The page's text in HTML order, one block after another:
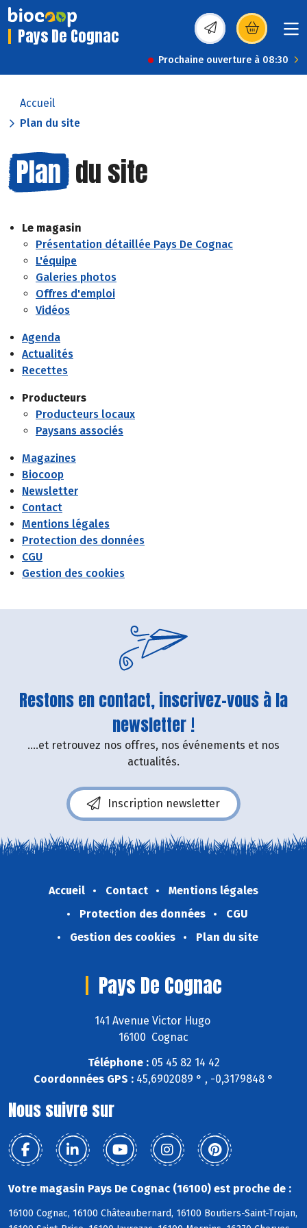
Pays De Cognac (s’ouvre dans une
Prochaine ouverture à 08:30
Accueil
Plan du site
Plan du site
Le magasin
Présentation détaillée Pays De Cognac
L'équipe
Galeries photos
Offres d'emploi
Vidéos
Agenda
Actualités
Recettes
Producteurs
Producteurs locaux
Paysans associés
Magazines
Biocoop
Newsletter
Contact
Mentions légales
Protection des données
CGU
Gestion des cookies
Restons en contact, inscrivez-vous à la
newsletter !
....et retrouvez nos offres, nos événements et nos
actualités.
Inscription newsletter
Accueil Contact
Mentions légales
Protection des données
CGU
Gestion des cookies
Plan du site
Pays De Cognac
141 Avenue Victor Hugo
16100 Cognac
Téléphone :05 45 82 14 42
Coordonnées GPS : 45,6902089 ° , -0,3179848 °
Nous suivre sur
Votre magasin Pays De Cognac (16100) est proche de :
16100 Cognac, 16100 Châteaubernard, 16100 Boutiers-Saint-Trojan,